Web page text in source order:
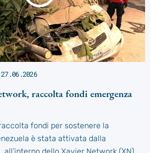
27.06.2026
raccolta fondi emergenza
fondi per sostenere la
è stata attivata dalla